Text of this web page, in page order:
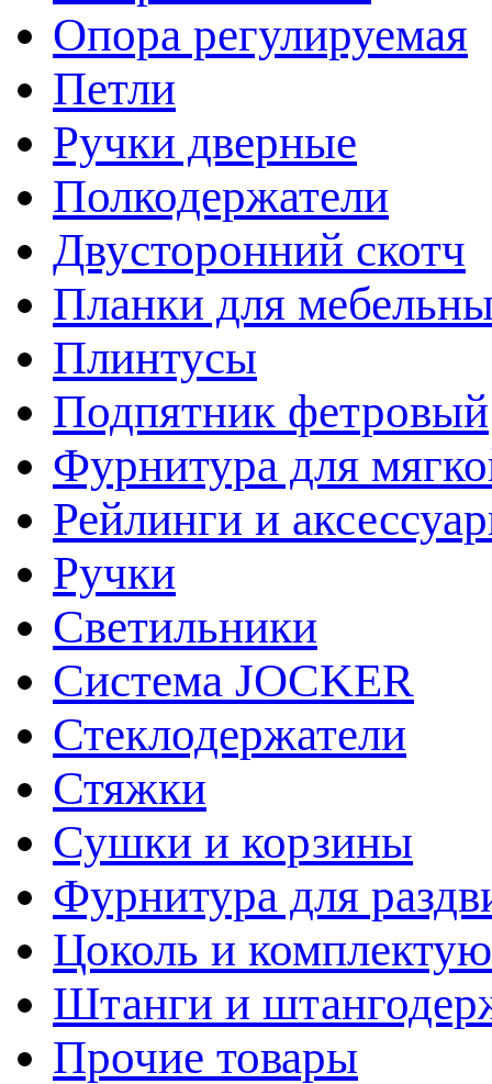
Опора регулируемая
Петли
Ручки дверные
Полкодержатели
Двусторонний скотч
Планки для
Плинтусы
Подпятник фетровый
Фурнитура для
Рейлинги и
Ручки
Светильники
Система JOCKER
Стеклодержатели
Стяжки
Сушки и корзины
Фурнитура для
Цоколь и
Штанги и
Прочие товары